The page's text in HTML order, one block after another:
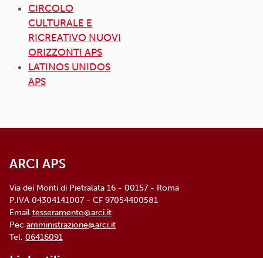
CIRCOLO
CULTURALE E
RICREATIVO NUOVI
ORIZZONTI APS
LATINOS UNIDOS
APS
ARCI APS
Via dei Monti di Pietralata 16 - 00157 - Roma
P.IVA 04304141007 - CF 97054400581
Email tesseramento@arci.it
Pec amministrazione@arci.it
Tel. 06416091